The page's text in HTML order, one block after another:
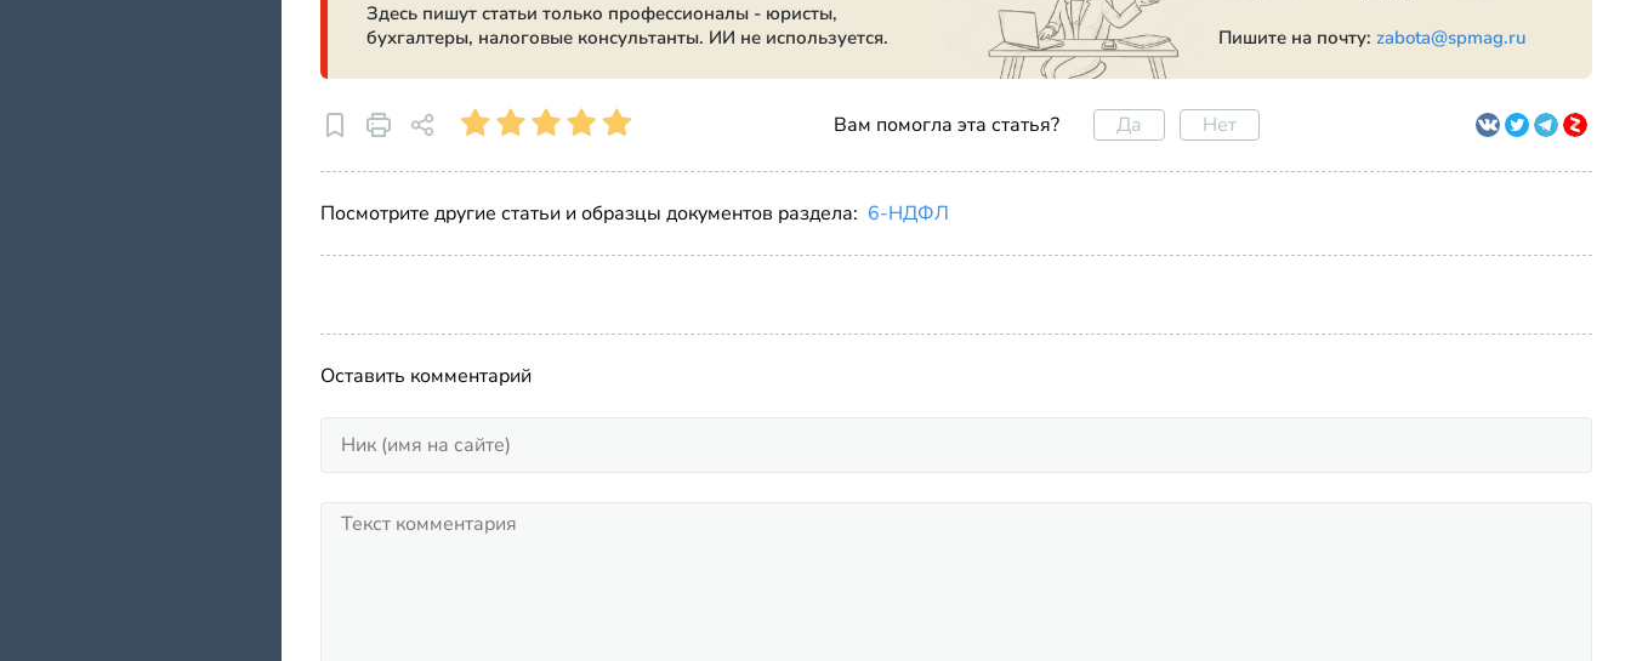
Здесь пишут статьи только профессионалы - юристы,
бухгалтеры, налоговые консультанты. ИИ не используется.
Пишите на почту:zabota@spmag.ru
Вам помогла эта статья? Да Нет
Посмотрите другие статьи и образцы документов раздела: 6-НДФЛ
Оставить комментарий